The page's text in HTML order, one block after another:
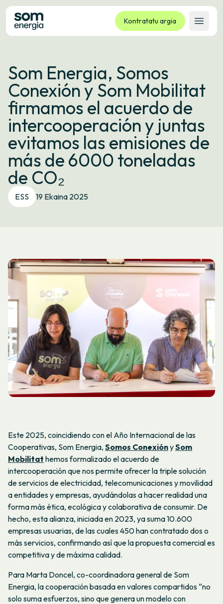
Kontratatu argia
Ireki
Tarifak
Zerbitzuak
Enpresak
Kooperatiba
Kontaktua
Izapideak
Bulego Birtuala
Hizkuntza: ES CA
Som Energia, Somos
Conexión y Som Mobilitat
firmamos el acuerdo de
intercooperación y juntas
evitamos las emisiones de
más de 6000 toneladas
de CO₂
ESS 19 Ekaina 2025
Este 2025, coincidiendo con el Año Internacional de las
Cooperativas, Som Energia, Somos ConexiónySom
Mobilitat hemos formalizado el acuerdo de
intercooperación que nos permite ofrecer la triple solución
de servicios de electricidad, telecomunicaciones y movilidad
a entidades y empresas, ayudándolas a hacer realidad una
forma más ética, ecológica y colaborativa de consumir. De
hecho, esta alianza, iniciada en 2023, ya suma 10.600
empresas usuarias, de las cuales 450 han contratado dos o
más servicios, confirmando así que la propuesta comercial es
competitiva y de máxima calidad.
Para Marta Doncel, co-coordinadora general de Som
Energia, la cooperación basada en valores compartidos “no
solo suma esfuerzos, sino que genera un modelo con